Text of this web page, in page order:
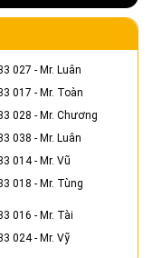
027 - Mr. Luân
017 - Mr. Toàn
028 - Mr. Chương
038 - Mr. Luân
014- Mr. Vũ
018 - Mr. Tùng
016 - Mr. Tài
024- Mr. Vỹ